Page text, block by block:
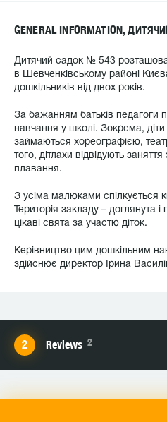
GENERAL INFORMATION,
Дитячий садок № 543
в Шевченківському районі
дошкільників від двох років.
За бажанням батьків педагоги
навчання у школі. Зокрема,
займаються хореографією,
того, дітлахи відвідують
плавання.
З усіма малюками спілкується
Територія закладу – доглянута
цікаві свята за участю діток.
Керівництво цим дошкільним
здійснює директор Ірина
Reviews 2